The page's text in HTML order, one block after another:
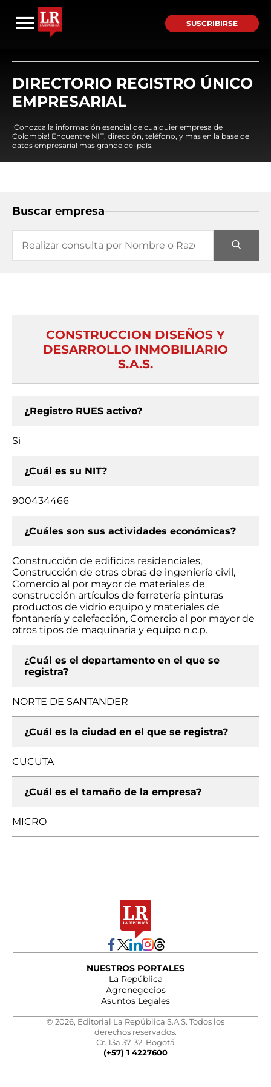
SUSCRIBIRSE
DIRECTORIO REGISTRO ÚNICO
EMPRESARIAL
¡Conozca la información esencial de cualquier empresa de
Colombia! Encuentre NIT, dirección, teléfono, y mas en la base de
datos empresarial mas grande del país.
Buscar empresa
CONSTRUCCION DISEÑOS Y
DESARROLLO INMOBILIARIO
S.A.S.
¿Registro RUES activo?
Si
¿Cuál es su NIT?
900434466
¿Cuáles son sus actividades económicas?
Construcción de edificios residenciales,
Construcción de otras obras de ingeniería civil,
Comercio al por mayor de materiales de
construcción artículos de ferretería pinturas
productos de vidrio equipo y materiales de
fontanería y calefacción, Comercio al por mayor de
otros tipos de maquinaria y equipo n.c.p.
¿Cuál es el departamento en el que se
registra?
NORTE DE SANTANDER
¿Cuál es la ciudad en el que se registra?
CUCUTA
¿Cuál es el tamaño de la empresa?
MICRO
NUESTROS PORTALES
La República
Agronegocios
Asuntos Legales
© 2026, Editorial La República S.A.S. Todos los
derechos reservados.
Cr. 13a 37-32, Bogotá
(+57) 1 4227600